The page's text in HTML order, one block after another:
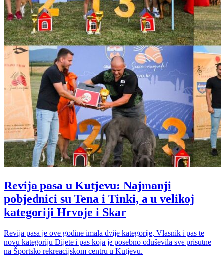
Revija pasa u Kutjevu: Najmanji
pobjednici su Tena i Tinki, a u velikoj
kategoriji Hrvoje i Skar
Revija pasa je ove godine imala dvije kategorije, Vlasnik i pas te
novu kategoriju Dijete i pas koja je posebno oduševila sve prisutne
na Športsko rekreacijskom centru u Kutjevu.